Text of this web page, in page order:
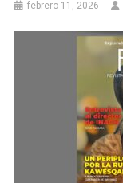
febrero 11, 2026